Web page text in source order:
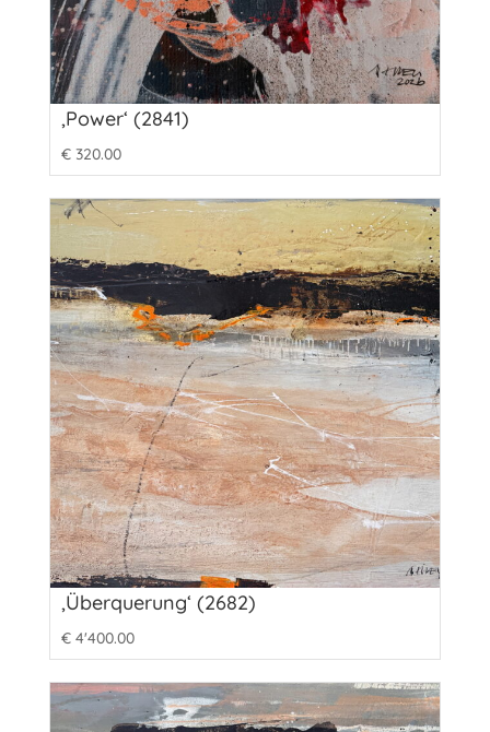
‚Power‘ (2841)
€320.00
‚Überquerung‘ (2682)
€4'400.00